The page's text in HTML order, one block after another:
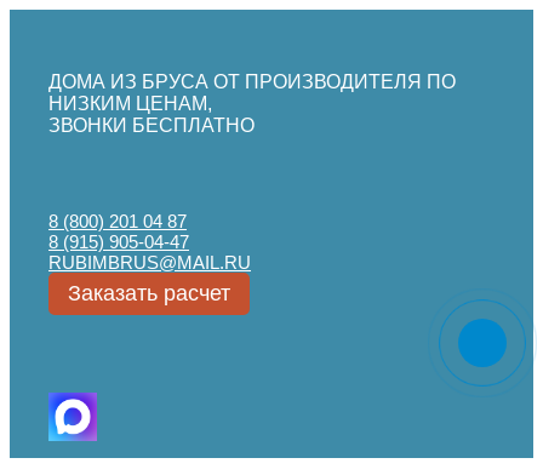
ДОМА ИЗ БРУСА ОТ ПРОИЗВОДИТЕЛЯ ПО
НИЗКИМ ЦЕНАМ,
ЗВОНКИ БЕСПЛАТНО
8 (800) 201 04 87
8 (915) 905-04-47
RUBIMBRUS@MAIL.RU
Заказать расчет